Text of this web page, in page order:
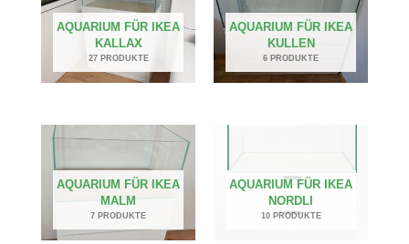
AQUARIUM FÜR IKEA
KALLAX
27 PRODUKTE
AQUARIUM FÜR IKEA
KULLEN
6 PRODUKTE
AQUARIUM FÜR IKEA
MALM
7 PRODUKTE
AQUARIUM FÜR IKEA
NORDLI
10 PRODUKTE